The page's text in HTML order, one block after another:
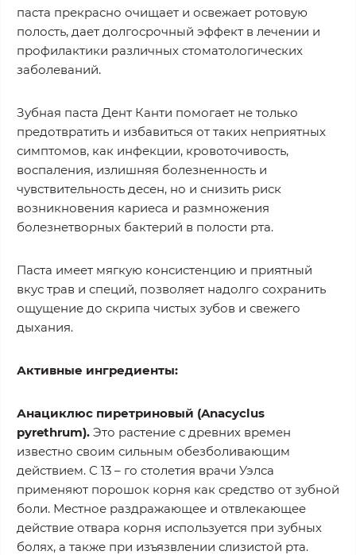
паста прекрасно очищает и освежает ротовую
полость, дает долгосрочный эффект в лечении и
профилактики различных стоматологических
заболеваний.
Зубная паста Дент Канти помогает не только
предотвратить и избавиться от таких неприятных
симптомов, как инфекции, кровоточивость,
воспаления, излишняя болезненность и
чувствительность десен, но и снизить риск
возникновения кариеса и размножения
болезнетворных бактерий в полости рта.
Паста имеет мягкую консистенцию и приятный
вкус трав и специй, позволяет надолго сохранить
ощущение до скрипа чистых зубов и свежего
дыхания.
Активные ингредиенты:
Анациклюс пиретриновый (Anacyclus
pyrethrum). Это растение с древних времен
известно своим сильным обезболивающим
действием. С 13 – го столетия врачи Уэлса
применяют порошок корня как средство от зубной
боли. Местное раздражающее и отвлекающее
действие отвара корня используется при зубных
болях, а также при изъязвлении слизистой рта.